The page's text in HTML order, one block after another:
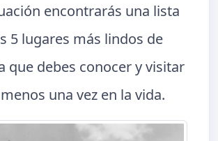
encontrarás una lista
5 lugares más lindos de
que debes conocer y visitar
una vez en la vida.